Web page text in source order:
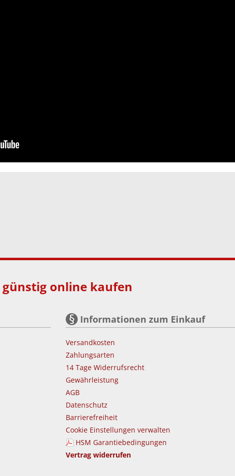
online kaufen
Informationen zum Einkauf
Versandkosten
Zahlungsarten
14 Tage Widerrufsrecht
Gewährleistung
AGB
Datenschutz
Barrierefreiheit
Cookie Einstellungen verwalten
HSM Garantiebedingungen
Vertrag widerrufen